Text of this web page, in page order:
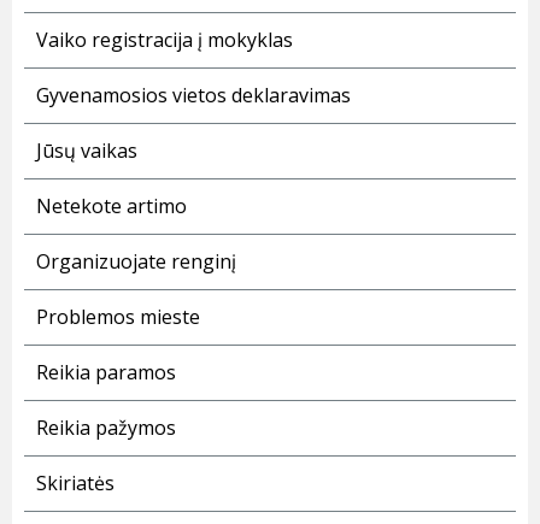
Vaiko registracija į mokyklas
Gyvenamosios vietos deklaravimas
Jūsų vaikas
Netekote artimo
Organizuojate renginį
Problemos mieste
Reikia paramos
Reikia pažymos
Skiriatės